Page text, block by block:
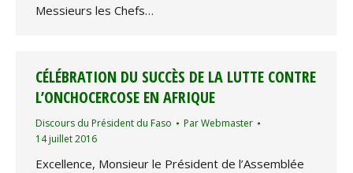
Messieurs les Chefs…
CÉLÉBRATION DU SUCCÈS DE LA LUTTE CONTRE
L’ONCHOCERCOSE EN AFRIQUE
Discours du Président du Faso ParWebmaster
14 juillet 2016
Excellence, Monsieur le Président de l’Assemblée